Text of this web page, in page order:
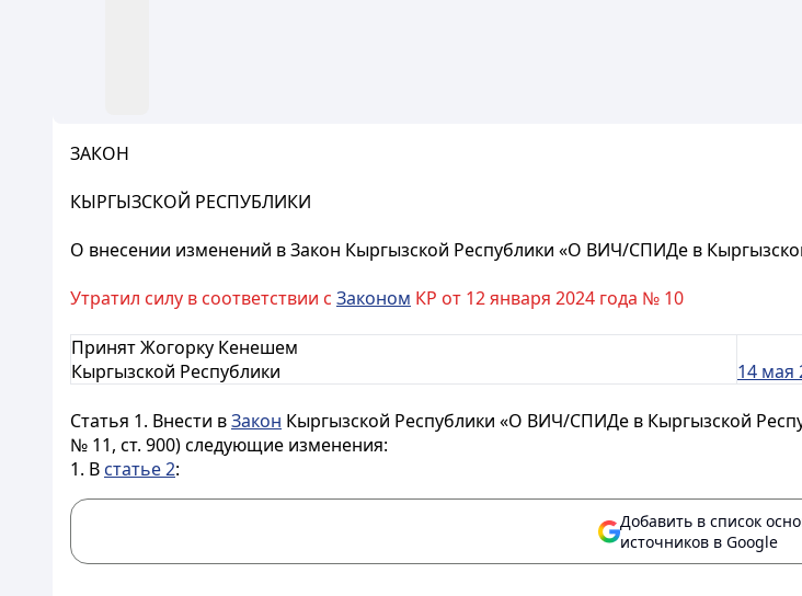
ЗАКОН
КЫРГЫЗСКОЙ РЕСПУБЛИКИ
О внесении изменений в Закон Кыргызской Республики «О ВИЧ/СПИДе в
Утратил силу в соответствии с Законом КР от 12 января 2024 года № 10
Принят Жогорку Кенешем
Кыргызской Республики
14 мая
Статья 1. Внести вЗакон Кыргызской Республики «О ВИЧ/СПИДе в Кыргызской
№ 11, ст. 900) следующие изменения:
1. В статье 2:
Добавить в список
источников в Google